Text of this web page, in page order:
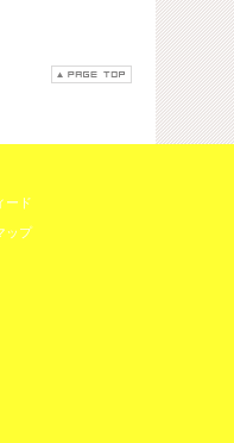
ード
ップ